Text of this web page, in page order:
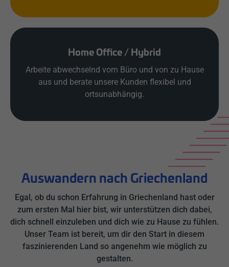
Home Office / Hybrid
Arbeite abwechselnd vom Büro und von zu Hause
aus und berate unsere Kunden flexibel und
ortsunabhängig.
Auswandern nach Griechenland
Egal, ob du schon Erfahrung in Griechenland hast oder
zum ersten Mal hier bist, wir unterstützen dich dabei,
dich schnell einzuleben und dich wie zu Hause zu fühlen.
Unser Team ist bereit, um dir den Start in diesem
faszinierenden Land so angenehm wie möglich zu
gestalten.